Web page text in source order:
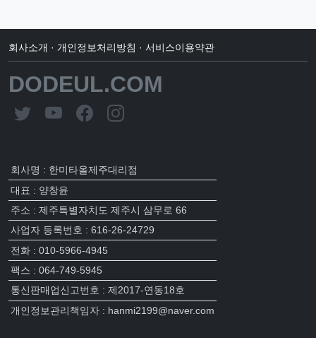
회사소개 · 개인정보처리방침 · 서비스이용약관
DODEUL.COM
회사명 : 한미타올제주대리점
대표 : 양창윤
주소 : 제주특별자치도 제주시 삼무로 66
사업자 등록번호 : 616-26-24729
전화 : 010-5966-4945
팩스 : 064-749-5945
통신판매업신고번호 : 제2017-연동18호
개인정보관리책임자 : hanmi2199@naver.com